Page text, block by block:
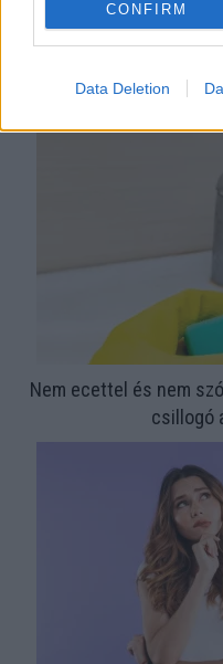
CONFIRM
Data Deletion
Nem ecettel és nem
csillogó